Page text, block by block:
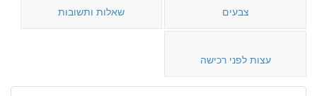
צבעים שאלות ותשובות
עצות לפני רכישה